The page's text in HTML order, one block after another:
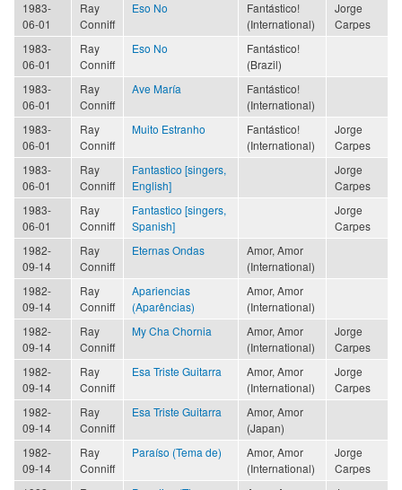
1983-
06-01
Ray
Conniff
Eso No
Fantástico!
(International)
Jorge
Carpes
1983-
06-01
Ray
Conniff
Eso No
Fantástico!
(Brazil)
1983-
06-01
Ray
Conniff
Ave María
Fantástico!
(International)
1983-
06-01
Ray
Conniff
Muito Estranho
Fantástico!
(International)
Jorge
Carpes
1983-
06-01
Ray
Conniff
Fantastico [singers,
English]
Jorge
Carpes
1983-
06-01
Ray
Conniff
Fantastico [singers,
Spanish]
Jorge
Carpes
1982-
09-14
Ray
Conniff
Eternas Ondas
Amor, Amor
(International)
1982-
09-14
Ray
Conniff
Apariencias
(Aparências)
Amor, Amor
(International)
1982-
09-14
Ray
Conniff
My Cha Chornia
Amor, Amor
(International)
Jorge
Carpes
1982-
09-14
Ray
Conniff
Esa Triste Guitarra
Amor, Amor
(International)
Jorge
Carpes
1982-
09-14
Ray
Conniff
Esa Triste Guitarra
Amor, Amor
(Japan)
1982-
09-14
Ray
Conniff
Paraíso (Tema de)
Amor, Amor
(International)
Jorge
Carpes